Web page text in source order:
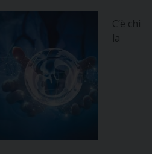
C’è chi
la